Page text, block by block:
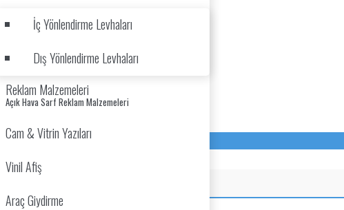
İç Yönlendirme Levhaları
Dış Yönlendirme Levhaları
Reklam Malzemeleri
Açık Hava Sarf Reklam Malzemeleri
Cam & Vitrin Yazıları
Vinil Afiş
Araç Giydirme